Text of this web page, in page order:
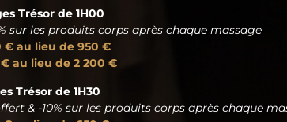
Trésor de 1H00
sur les produits corps après chaque massage
€ au lieu de 950 €
€ au lieu de 2 200 €
Trésor de 1H30
& -10% sur les produits corps après chaque